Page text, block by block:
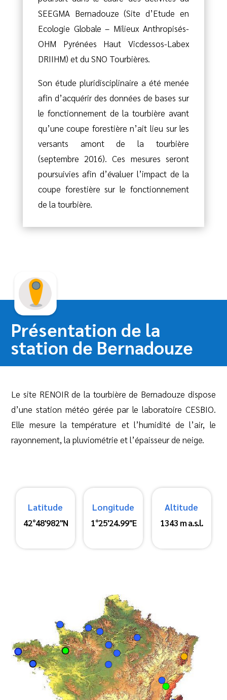
SEEGMA Bernadouze (Site d’Etude en
Ecologie Globale – Milieux Anthropisés-
OHM Pyrénées Haut Vicdessos-Labex
DRIIHM) et du SNO Tourbières.
Son étude pluridisciplinaire a été menée
afin d’acquérir des données de bases sur
le fonctionnement de la tourbière avant
qu’une coupe forestière n’ait lieu sur les
versants amont de la tourbière
(septembre 2016). Ces mesures seront
poursuivies afin d’évaluer l’impact de la
coupe forestière sur le fonctionnement
de la tourbière.
Présentation de la
station de Bernadouze
Le site RENOIR de la tourbière de Bernadouze dispose
d’une station météo gérée par le laboratoire CESBIO.
Elle mesure la température et l’humidité de l’air, le
rayonnement, la pluviométrie et l’épaisseur de neige.
42°48'982"N
Latitude
1°25'24.99"E
Longitude
1343 m a.s.l.
Altitude